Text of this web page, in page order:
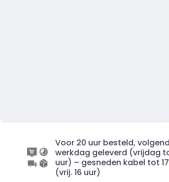
Voor 20 uur besteld,
werkdag geleverd (vrijdag
uur) – gesneden kabel tot
(vrij. 16 uur)